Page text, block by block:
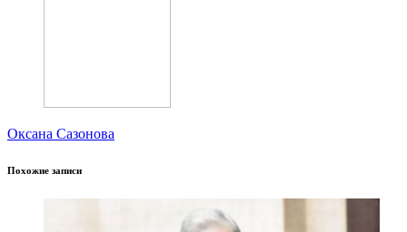
Оксана Сазонова
Похожие записи